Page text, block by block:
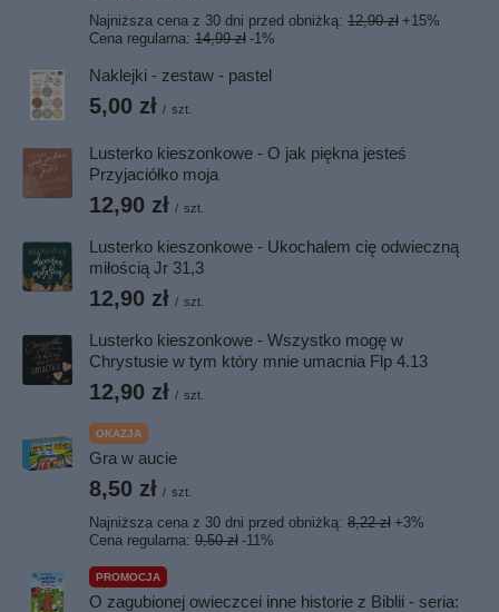
Najniższa cena z 30 dni przed obniżką: 12,90 zł +15%
Cena regularna: 14,99 zł -1%
Naklejki - zestaw - pastel
5,00 zł / szt.
Lusterko kieszonkowe - O jak piękna jesteś
Przyjaciółko moja
12,90 zł / szt.
Lusterko kieszonkowe - Ukochałem cię odwieczną
miłością Jr 31,3
12,90 zł / szt.
Lusterko kieszonkowe - Wszystko mogę w
Chrystusie w tym który mnie umacnia Flp 4.13
12,90 zł / szt.
OKAZJA
Gra w aucie
8,50 zł / szt.
Najniższa cena z 30 dni przed obniżką: 8,22 zł +3%
Cena regularna: 9,50 zł -11%
PROMOCJA
O zagubionej owieczcei inne historie z Biblii - seria: